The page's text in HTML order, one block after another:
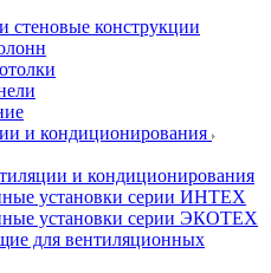
стеновые конструкции
и кондиционирования
и кондиционирования
установки серии ИНТЕХ
установки серии ЭКОТЕХ
для вентиляционных